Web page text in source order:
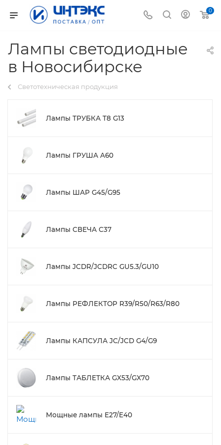
0
Лампы светодиодные
в Новосибирске
Светотехническая продукция
Лампы ТРУБКА T8 G13
Лампы ГРУША A60
Лампы ШАР G45/G95
Лампы СВЕЧА С37
Лампы JCDR/JCDRC GU5.3/GU10
Лампы РЕФЛЕКТОР R39/R50/R63/R80
Лампы КАПСУЛА JC/JCD G4/G9
Лампы ТАБЛЕТКА GX53/GX70
Мощные лампы E27/E40